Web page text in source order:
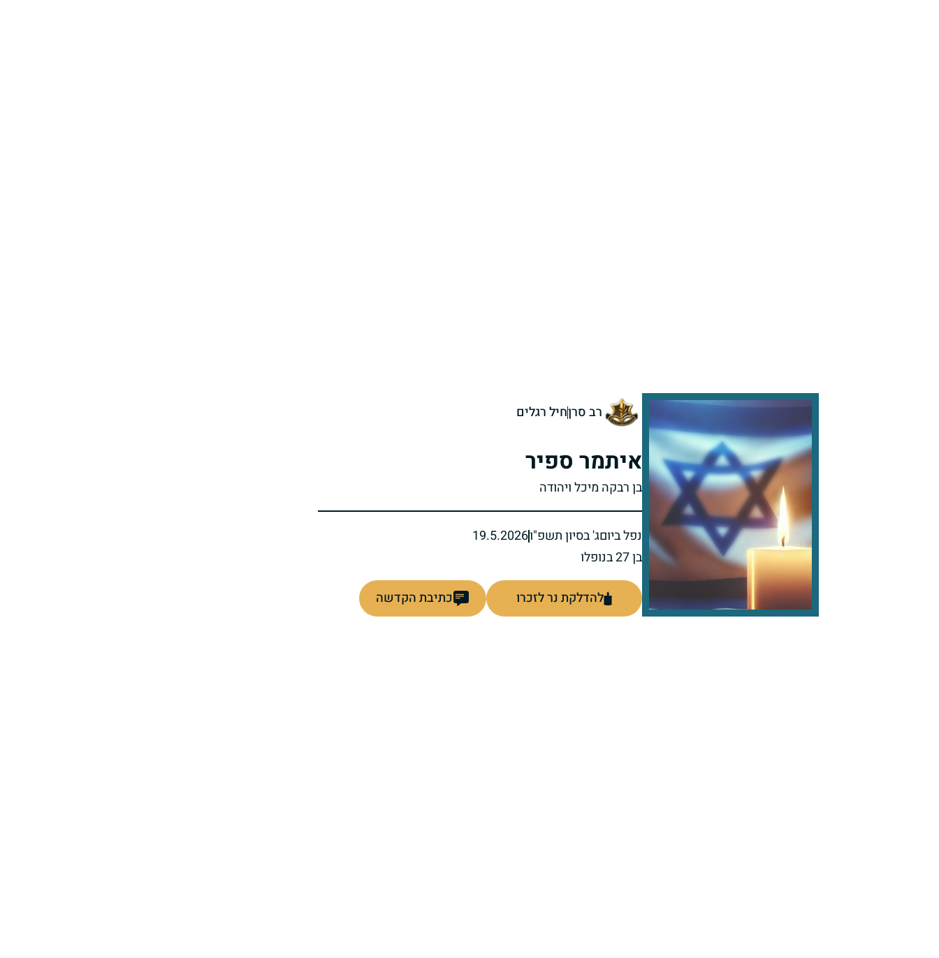
רב סרןחיל רגלים
איתמר ספיר
בן רבקה מיכל ויהודה
נפל ביוםג' בסיון תשפ"ו19.5.2026
בן 27 בנופלו
להדלקת נר לזכרו כתיבת הקדשה